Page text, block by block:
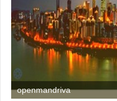
openmandriva